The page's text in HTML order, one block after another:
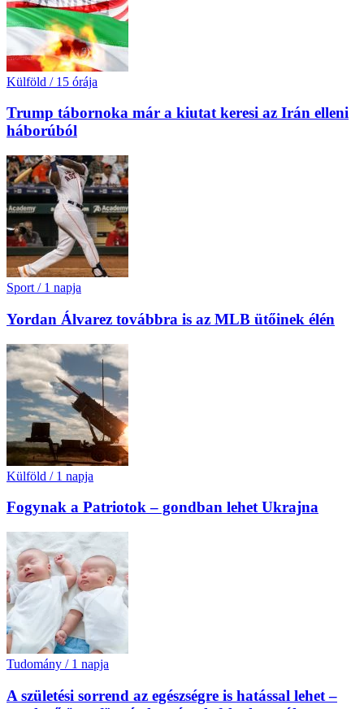
Külföld / 15 órája
Trump tábornoka már a kiutat keresi az Irán elleni
háborúból
Sport / 1 napja
Yordan Álvarez továbbra is az MLB ütőinek élén
Külföld / 1 napja
Fogynak a Patriotok – gondban lehet Ukrajna
Tudomány / 1 napja
A születési sorrend az egészségre is hatással lehet –